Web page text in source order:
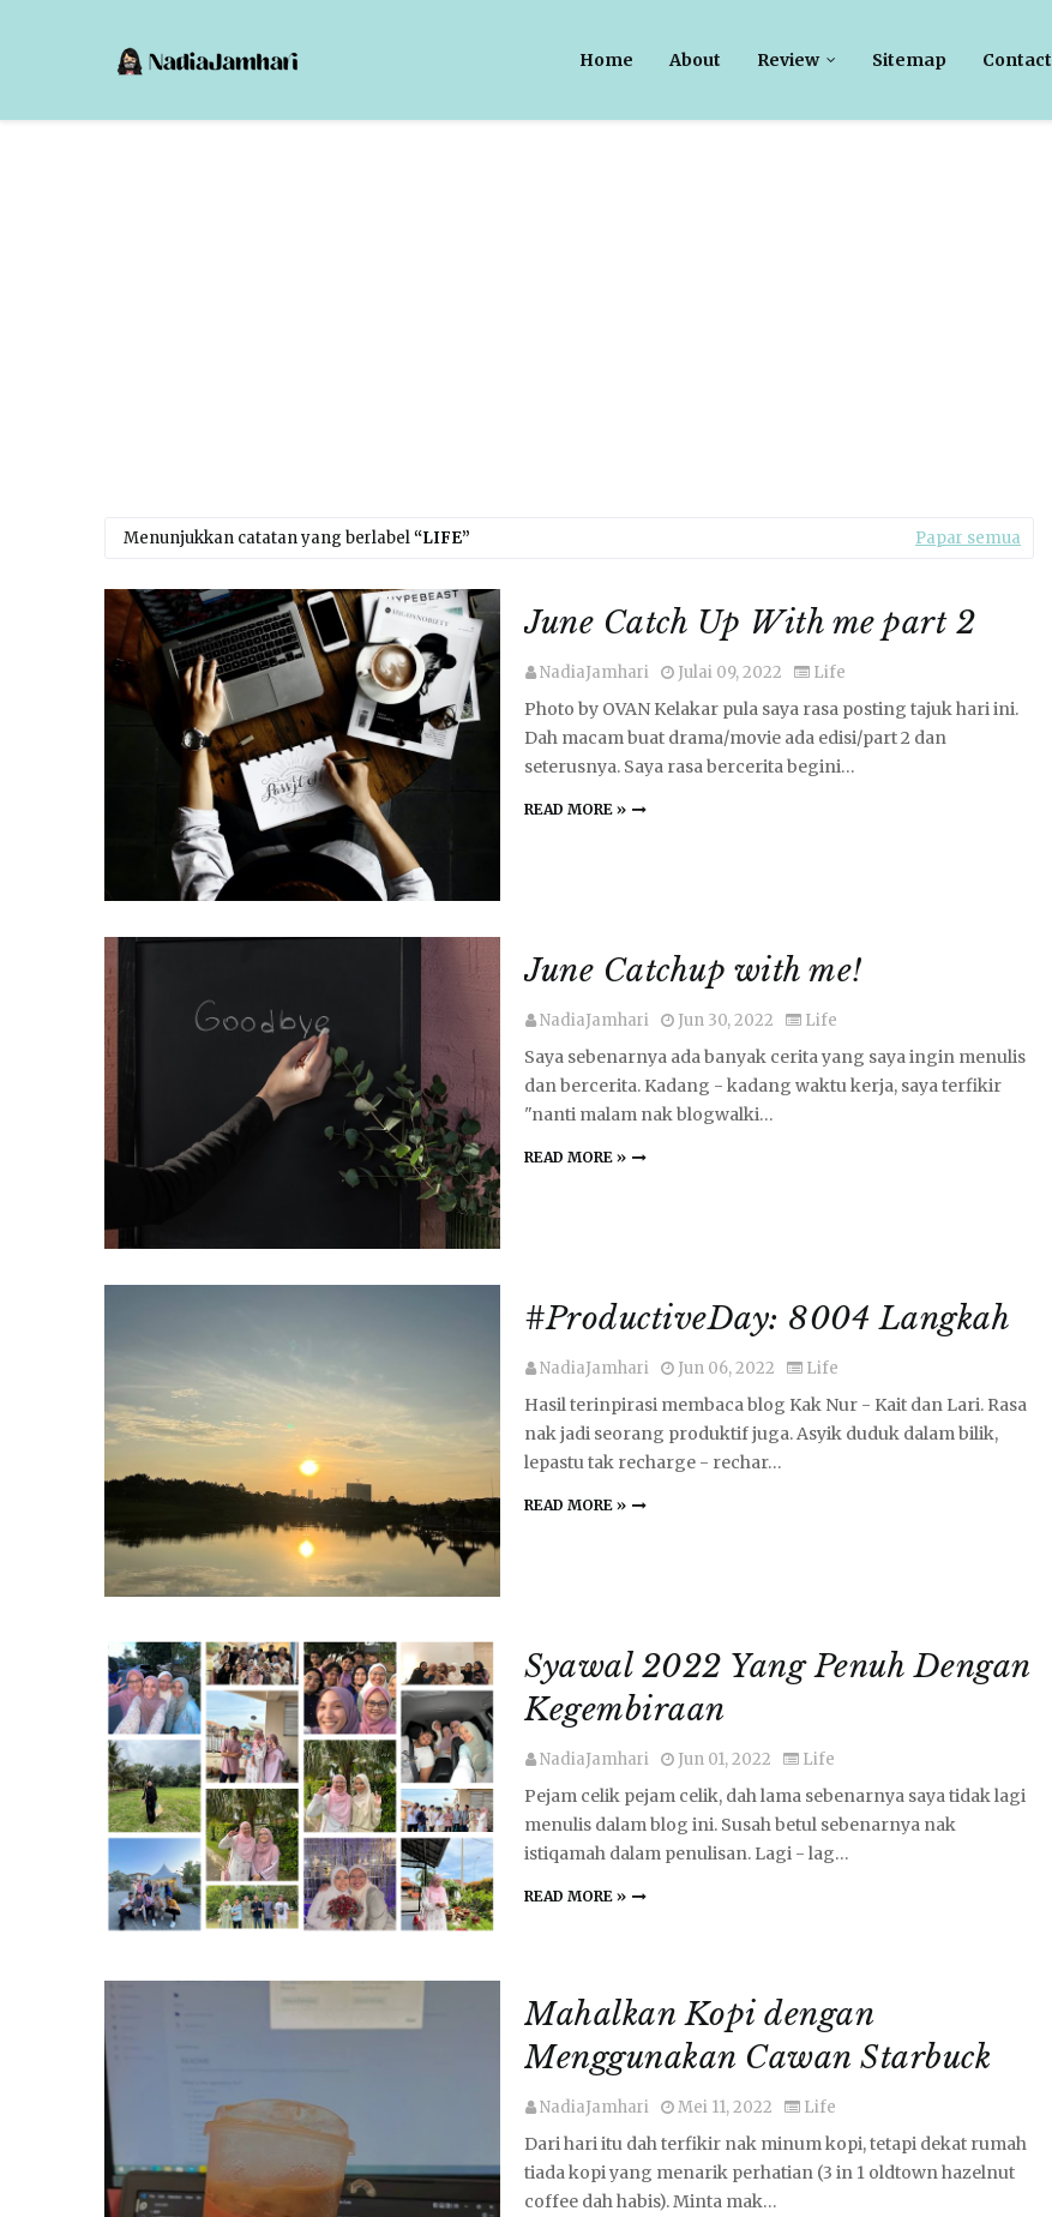
Home About Review Sitemap Contact
Menunjukkan catatan yang berlabel LIFE Papar semua
June Catch Up With me part 2
NadiaJamhari Julai 09, 2022 Life
Photo by OVAN Kelakar pula saya rasa posting tajuk hari ini.
Dah macam buat drama/movie ada edisi/part 2 dan
seterusnya. Saya rasa bercerita begini…
READ MORE »
June Catchup with me!
NadiaJamhari Jun 30, 2022 Life
Saya sebenarnya ada banyak cerita yang saya ingin menulis
dan bercerita. Kadang - kadang waktu kerja, saya terfikir
"nanti malam nak blogwalki…
READ MORE »
#ProductiveDay: 8004 Langkah
NadiaJamhari Jun 06, 2022 Life
Hasil terinpirasi membaca blog Kak Nur - Kait dan Lari. Rasa
nak jadi seorang produktif juga. Asyik duduk dalam bilik,
lepastu tak recharge - rechar…
READ MORE »
Syawal 2022 Yang Penuh Dengan
Kegembiraan
NadiaJamhari Jun 01, 2022 Life
Pejam celik pejam celik, dah lama sebenarnya saya tidak lagi
menulis dalam blog ini. Susah betul sebenarnya nak
istiqamah dalam penulisan. Lagi - lag…
READ MORE »
Mahalkan Kopi dengan
Menggunakan Cawan Starbuck
NadiaJamhari Mei 11, 2022 Life
Dari hari itu dah terfikir nak minum kopi, tetapi dekat rumah
tiada kopi yang menarik perhatian (3 in 1 oldtown hazelnut
coffee dah habis). Minta mak…